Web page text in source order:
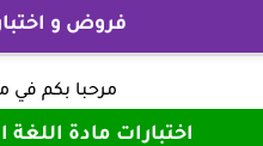
فروض و اختبارات
مرحبا بكم في
اختبارات مادة اللغة